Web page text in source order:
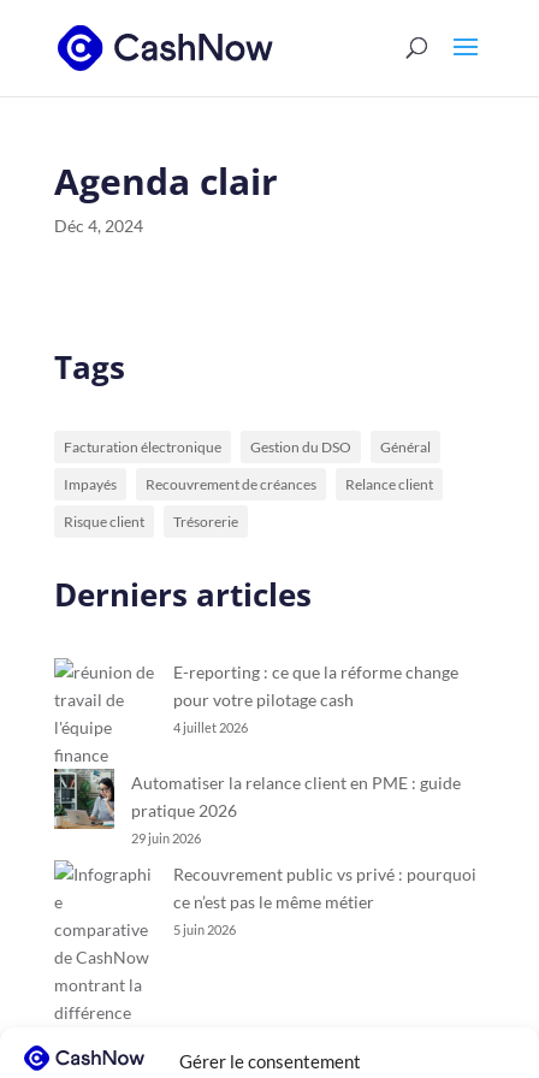
Gérer le consentement
Agenda clair
Déc 4, 2024
Tags
Facturation électronique Gestion du DSO Général
Impayés Recouvrement de créances Relance client
Risque client Trésorerie
Derniers articles
E-reporting : ce que la réforme change
pour votre pilotage cash
4 juillet 2026
Automatiser la relance client en PME : guide
pratique 2026
29 juin 2026
Recouvrement public vs privé : pourquoi
ce n’est pas le même métier
5 juin 2026